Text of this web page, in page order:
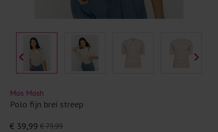
Mos Mosh
Polo fijn brei streep
€ 79,99
€ 39,99